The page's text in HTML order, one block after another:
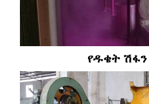
የዱቄት